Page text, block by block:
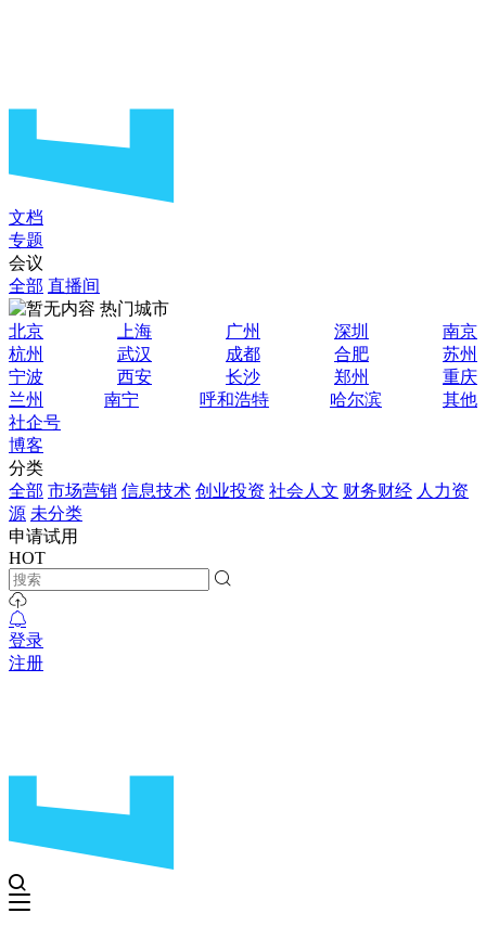
文档
专题
会议
全部 直播间
热门城市
北京
上海 广州 深圳
南京
杭州
武汉 成都 合肥
苏州
宁波
西安 长沙 郑州
重庆
兰州
南宁 呼和浩特 哈尔滨
其他
社企号
博客
分类
全部 市场营销 信息技术 创业投资 社会人文 财务财经 人力资
源 未分类
申请试用
HOT
登录
注册